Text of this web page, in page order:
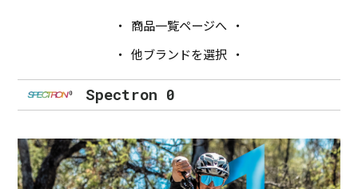
商品一覧ページへ
他ブランドを選択
Spectron 0